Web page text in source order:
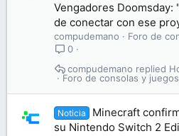
Vengadores Doomsday:
de conectar con ese
compudemano
Foro de
0
Foro de consolas y juegos
compudemano
Noticia
Minecraft
su Nintendo Switch 2